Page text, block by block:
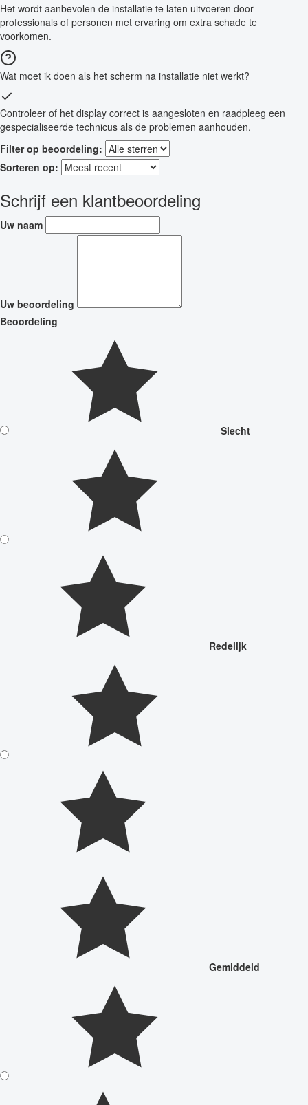
Het wordt aanbevolen de installatie te laten uitvoeren door
professionals of personen met ervaring om extra schade te
voorkomen.
Wat moet ik doen als het scherm na installatie niet werkt?
Controleer of het display correct is aangesloten en raadpleeg een
gespecialiseerde technicus als de problemen aanhouden.
Filter op beoordeling:
Sorteren op:
Schrijf een klantbeoordeling
Uw naam
Uw beoordeling
Beoordeling
Slecht
Redelijk
Gemiddeld